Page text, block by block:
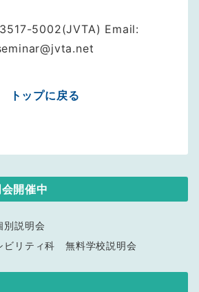
5002(JVTA) Email:
トップに戻る
開催中
説明会
ビリティ科 無料学校説明会